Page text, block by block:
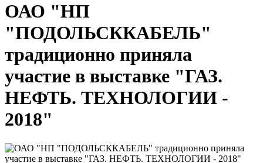
ОАО "НП
"ПОДОЛЬСККАБЕЛЬ"
традиционно приняла
участие в выставке "ГАЗ.
НЕФТЬ. ТЕХНОЛОГИИ -
2018"